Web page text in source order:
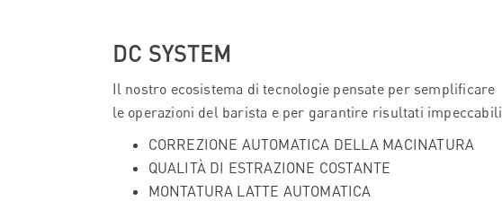
DC SYSTEM
Il nostro ecosistema di tecnologie pensate per semplificare
le operazioni del barista e per garantire risultati impeccabili
CORREZIONE AUTOMATICA DELLA MACINATURA
QUALITÀ DI ESTRAZIONE COSTANTE
MONTATURA LATTE AUTOMATICA